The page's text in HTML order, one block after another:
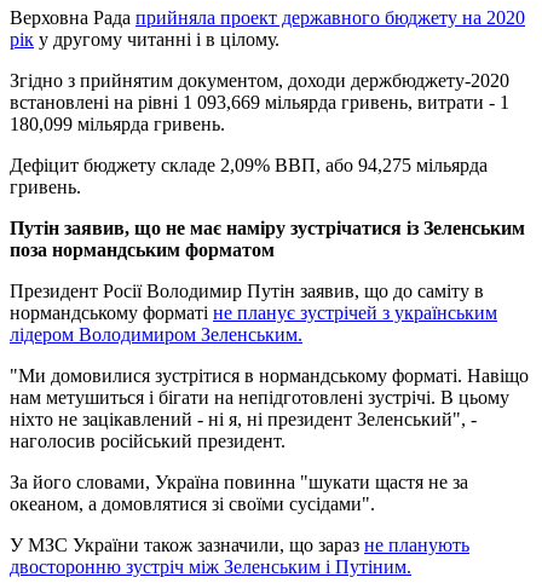
Верховна Рада прийняла проект державного бюджету на 2020
рік у другому читанні і в цілому.
Згідно з прийнятим документом, доходи держбюджету-2020
встановлені на рівні 1 093,669 мільярда гривень, витрати - 1
180,099 мільярда гривень.
Дефіцит бюджету складе 2,09% ВВП, або 94,275 мільярда
гривень.
Путін заявив, що не має наміру зустрічатися із Зеленським
поза нормандським форматом
Президент Росії Володимир Путін заявив, що до саміту в
нормандському форматі не планує зустрічей з українським
лідером Володимиром Зеленським.
"Ми домовилися зустрітися в нормандському форматі. Навіщо
нам метушиться і бігати на непідготовлені зустрічі. В цьому
ніхто не зацікавлений - ні я, ні президент Зеленський", -
наголосив російський президент.
За його словами, Україна повинна "шукати щастя не за
океаном, а домовлятися зі своїми сусідами".
У МЗС України також зазначили, що зараз не планують
двосторонню зустріч між Зеленським і Путіним.